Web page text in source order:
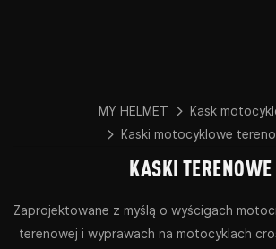
MY HELMET
Kask
Kaski motocyklowe
KASKI TERENOWE
Zaprojektowane z myślą o wyścigach
terenowej i wyprawach na motocyklach